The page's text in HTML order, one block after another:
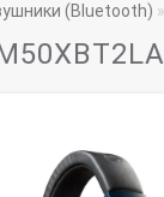
(Bluetooth)